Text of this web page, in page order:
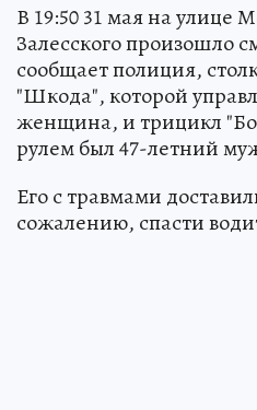
В 19:50 31 мая на улице
Залесского произошло
сообщает полиция,
"Шкода", которой
женщина, и трицикл
рулем был 47-летний
Его с травмами
сожалению, спасти